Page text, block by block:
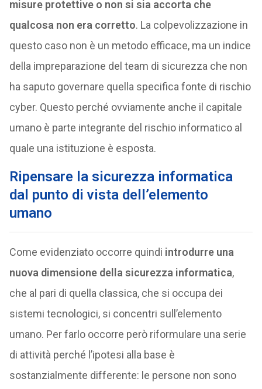
misure protettive o non si sia accorta che
qualcosa non era corretto. La colpevolizzazione in
questo caso non è un metodo efficace, ma un indice
della impreparazione del team di sicurezza che non
ha saputo governare quella specifica fonte di rischio
cyber. Questo perché ovviamente anche il capitale
umano è parte integrante del rischio informatico al
quale una istituzione è esposta.
Ripensare la sicurezza informatica
dal punto di vista dell’elemento
umano
Come evidenziato occorre quindi introdurre una
nuova dimensione della sicurezza informatica,
che al pari di quella classica, che si occupa dei
sistemi tecnologici, si concentri sull’elemento
umano. Per farlo occorre però riformulare una serie
di attività perché l’ipotesi alla base è
sostanzialmente differente: le persone non sono